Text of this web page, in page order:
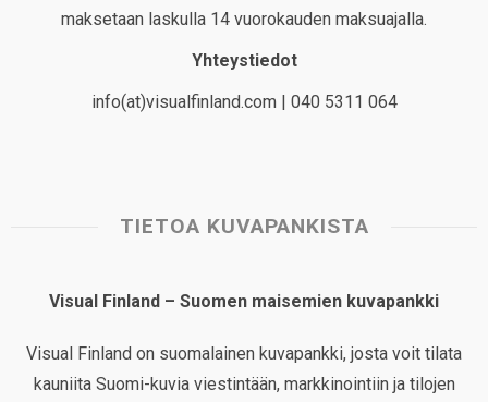
maksetaan laskulla 14 vuorokauden maksuajalla.
Yhteystiedot
info(at)visualfinland.com | 040 5311 064
TIETOA KUVAPANKISTA
Visual Finland – Suomen maisemien kuvapankki
Visual Finland on suomalainen kuvapankki, josta voit tilata
kauniita Suomi-kuvia viestintään, markkinointiin ja tilojen